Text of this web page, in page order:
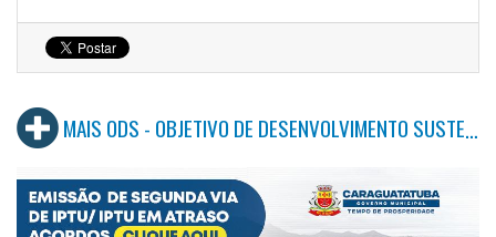
MAIS ODS - OBJETIVO DE DESENVOLVIMENTO SUSTENTÁVEL